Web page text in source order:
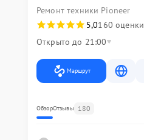
Ремонт техники Pioneer
5,0160 оценки
Открыто до 21:00
Маршрут
ОбзорОтзывы 180